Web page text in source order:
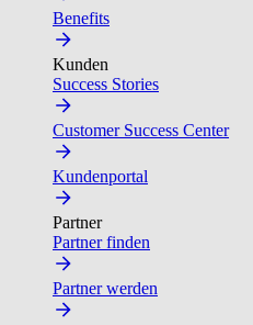
Benefits
Kunden
Success Stories
Customer Success Center
Kundenportal
Partner
Partner finden
Partner werden